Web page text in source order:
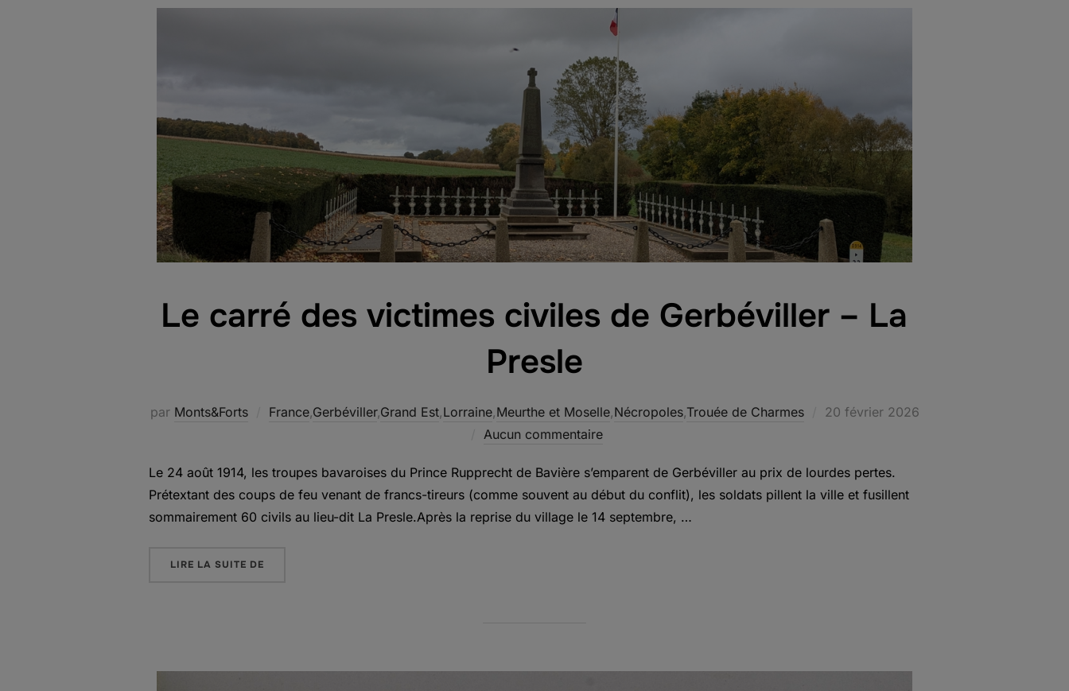
Le carré des victimes civiles de Gerbéviller – La
Presle
par Monts&Forts France,Gerbéviller,Grand Est,Lorraine,Meurthe et Moselle,Nécropoles,Trouée de Charmes
Publié
20 février 2026
Aucun commentaire
Le 24 août 1914, les troupes bavaroises du Prince Rupprecht de Bavière s’emparent de Gerbéviller au prix de lourdes pertes.
Prétextant des coups de feu venant de francs-tireurs (comme souvent au début du conflit), les soldats pillent la ville et fusillent
sommairement 60 civils au lieu-dit La Presle.Après la reprise du village le 14 septembre, …
LIRE LA SUITE DE